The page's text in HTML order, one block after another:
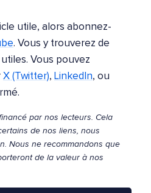
utile, alors abonnez-
. Vous y trouverez de
Vous pouvez
X (Twitter), LinkedIn, ou
par nos lecteurs. Cela
de nos liens, nous
Nous ne recommandons que
de la valeur à nos